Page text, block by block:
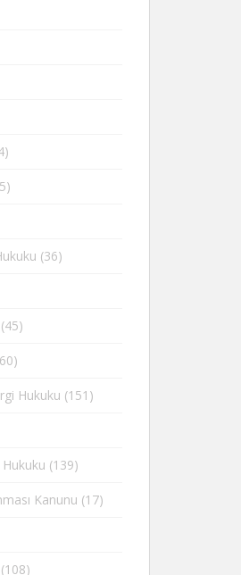
(36)
(45)
Hukuku (151)
(139)
Kanunu (17)
(108)